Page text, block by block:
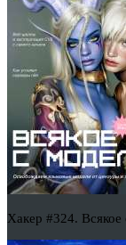
Хакер #324.